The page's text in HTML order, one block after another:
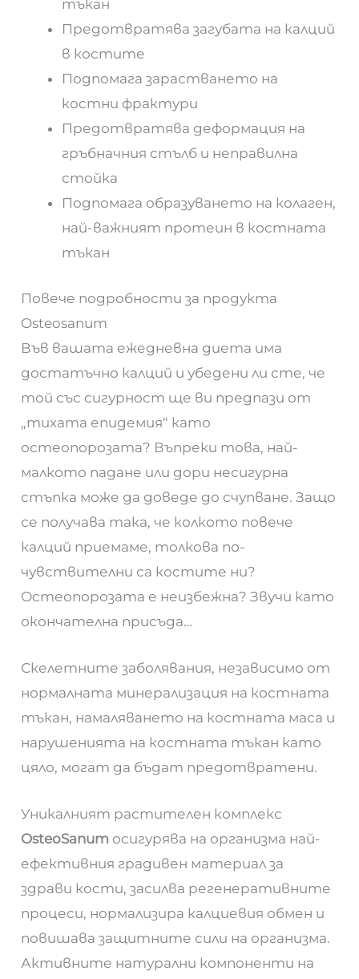
тъкан
Предотвратява загубата на калций
в костите
Подпомага зарастването на
костни фрактури
Предотвратява деформация на
гръбначния стълб и неправилна
стойка
Подпомага образуването на колаген,
най-важният протеин в костната
тъкан
Повече подробности за продукта
Osteosanum
Във вашата ежедневна диета има
достатъчно калций и убедени ли сте, че
той със сигурност ще ви предпази от
„тихата епидемия“ като
остеопорозата? Въпреки това, най-
малкото падане или дори несигурна
стъпка може да доведе до счупване. Защо
се получава така, че колкото повече
калций приемаме, толкова по-
чувствителни са костите ни?
Остеопорозата е неизбежна? Звучи като
окончателна присъда…
Скелетните заболявания, независимо от
нормалната минерализация на костната
тъкан, намаляването на костната маса и
нарушенията на костната тъкан като
цяло, могат да бъдат предотвратени.
Уникалният растителен комплекс
OsteoSanum осигурява на организма най-
ефективния градивен материал за
здрави кости, засилва регенеративните
процеси, нормализира калциевия обмен и
повишава защитните сили на организма.
Активните натурални компоненти на